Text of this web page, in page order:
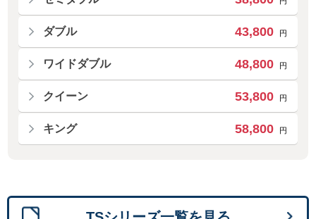
ダブル 43,800 円
ワイドダブル 48,800 円
クイーン 53,800 円
キング 58,800 円